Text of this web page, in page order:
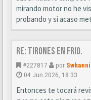
mirando motor no he
probando y si acaso
Re: Tirones en frio.
#227817 por
04 Jun 2026, 18:33
Entonces te tocará